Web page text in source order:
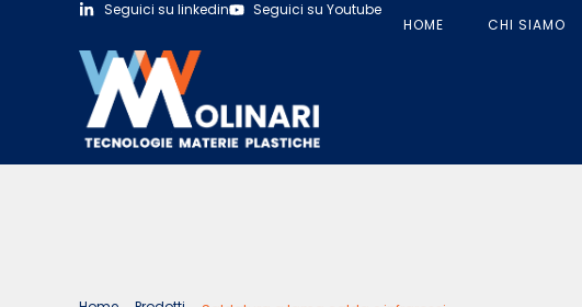
Seguici su linkedin
Seguici su Youtube
HOME
CHI SIAMO